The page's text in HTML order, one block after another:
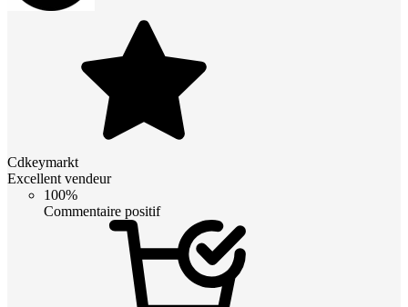
Cdkeymarkt
Excellent vendeur
100%
Commentaire positif